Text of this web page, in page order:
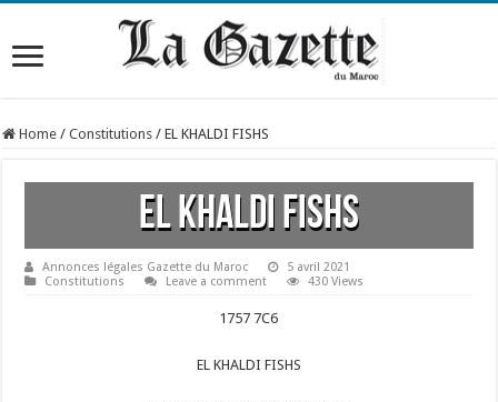
Home / Constitutions / EL KHALDI FISHS
EL KHALDI FISHS
Annonces légales Gazette du Maroc
5 avril 2021
Constitutions
Leave a comment 430 Views
1757 7C6
EL KHALDI FISHS